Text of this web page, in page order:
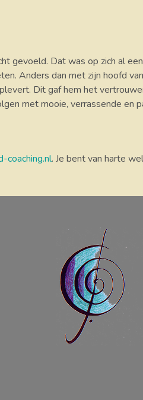
gevoeld. Dat was op zich al
Anders dan met zijn hoofd
Dit gaf hem het
met mooie, verrassende en
coaching.nl. Je bent van harte